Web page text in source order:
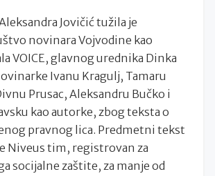
Jovičić tužila je
novinara Vojvodine kao
VOICE, glavnog urednika Dinka
Ivanu Kragulj, Tamaru
Prusac, Aleksandru Bučko i
kao autorke, zbog teksta o
pravnog lica. Predmetni tekst
Niveus tim, registrovan za
socijalne zaštite, za manje od